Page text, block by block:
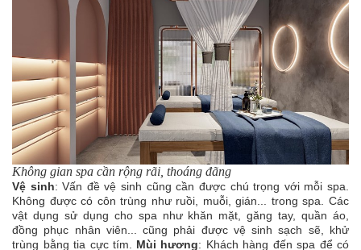
Không gian spa cần rộng rãi, thoáng đãng
Vệ sinh: Vấn đề vệ sinh cũng cần được chú trọng với mỗi spa.
Không được có côn trùng như ruồi, muỗi, gián... trong spa. Các
vật dụng sử dụng cho spa như khăn mặt, găng tay, quần áo,
đồng phục nhân viên... cũng phải được vệ sinh sạch sẽ, khử
trùng bằng tia cực tím.
Mùi hương: Khách hàng đến spa để có